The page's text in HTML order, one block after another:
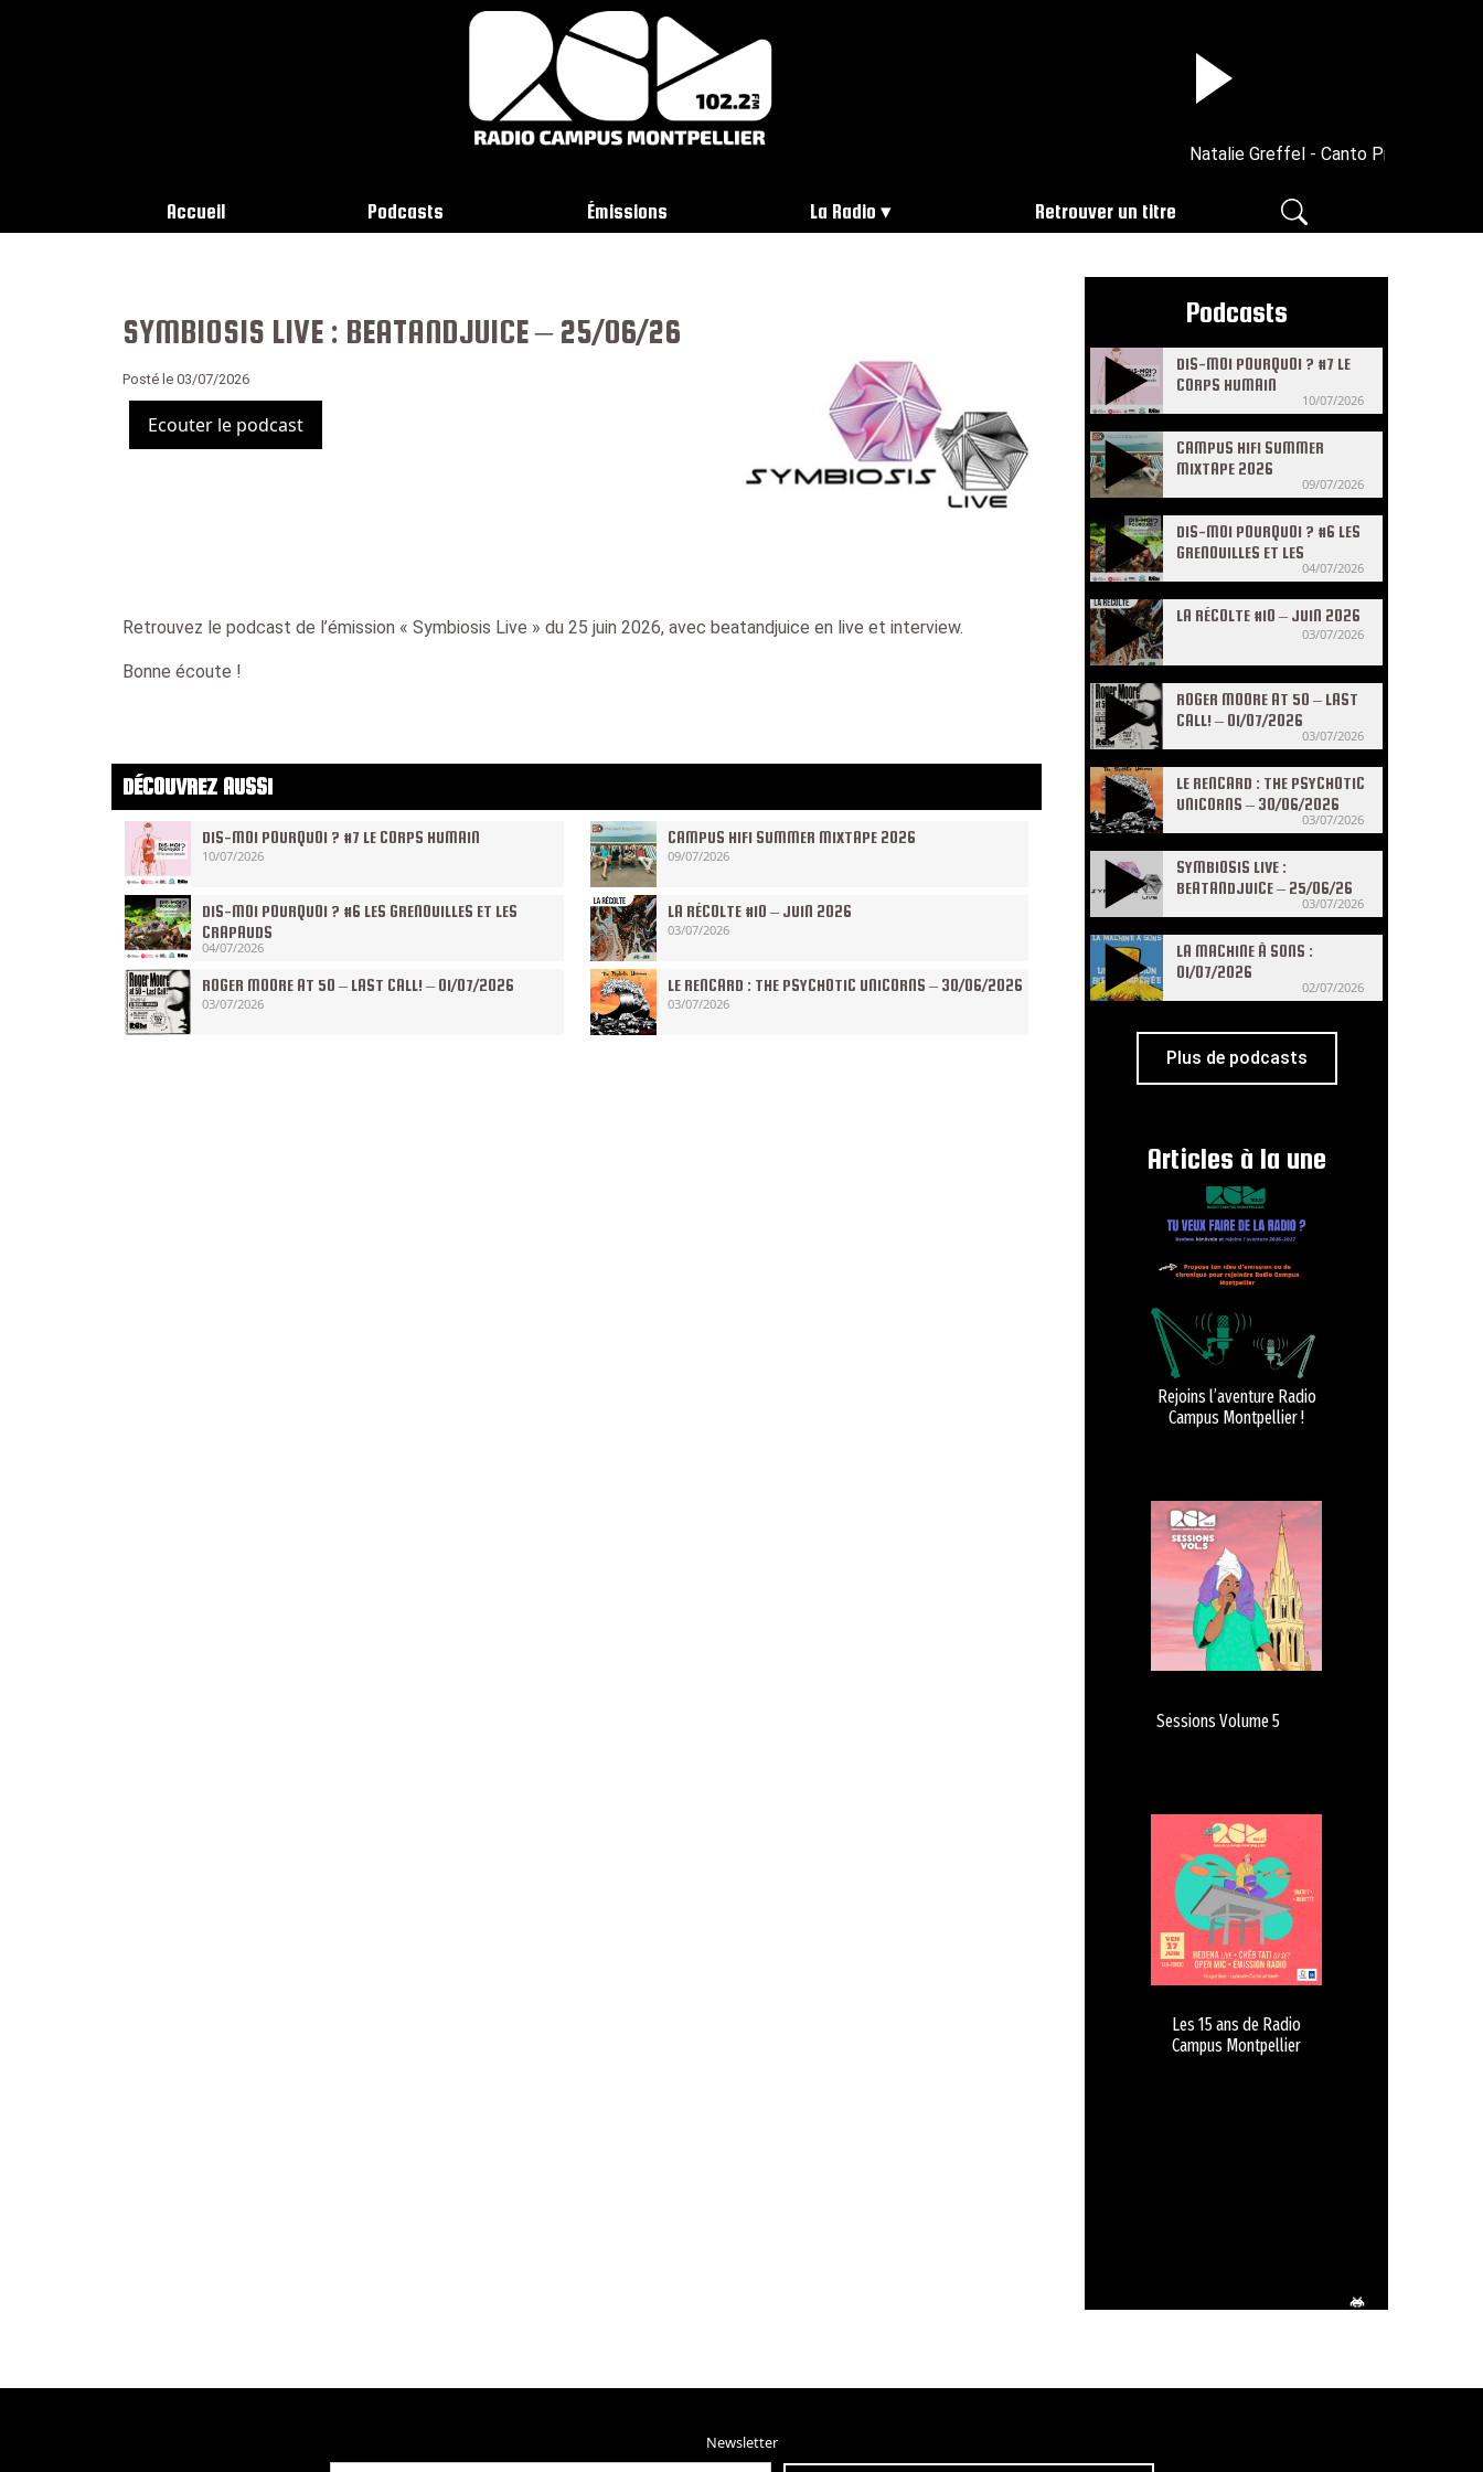
Natalie Greffel - Canto Pra Você
Accueil Podcasts Émissions La Radio Retrouver un titre
SYMBIOSIS LIVE : BEATANDJUICE – 25/06/26
Posté le 03/07/2026
Ecouter le podcast
Retrouvez le podcast de l’émission « Symbiosis Live » du 25 juin 2026, avec beatandjuice en live et interview.
Bonne écoute !
DÉCOUVREZ AUSSI
DIS-MOI POURQUOI ? #7 LE CORPS HUMAIN
10/07/2026
CAMPUS HIFI SUMMER MIXTAPE 2026
09/07/2026
DIS-MOI POURQUOI ? #6 LES GRENOUILLES ET LES
CRAPAUDS
04/07/2026
LA RÉCOLTE #10 – JUIN 2026
03/07/2026
ROGER MOORE AT 50 – LAST CALL! – 01/07/2026
03/07/2026
LE RENCARD : THE PSYCHOTIC UNICORNS – 30/06/2026
03/07/2026
Podcasts
DIS-MOI POURQUOI ? #7 LE
CORPS HUMAIN
10/07/2026
CAMPUS HIFI SUMMER
MIXTAPE 2026
09/07/2026
DIS-MOI POURQUOI ? #6 LES
GRENOUILLES ET LES
04/07/2026
LA RÉCOLTE #10 – JUIN 2026
03/07/2026
ROGER MOORE AT 50 – LAST
CALL! – 01/07/2026
03/07/2026
LE RENCARD : THE PSYCHOTIC
UNICORNS – 30/06/2026
03/07/2026
SYMBIOSIS LIVE :
BEATANDJUICE – 25/06/26
03/07/2026
LA MACHINE À SONS :
01/07/2026
02/07/2026
Plus de podcasts
Articles à la une
Rejoins l’aventure Radio
Campus Montpellier !
Sessions Volume 5
Les 15 ans de Radio
Campus Montpellier
Newsletter